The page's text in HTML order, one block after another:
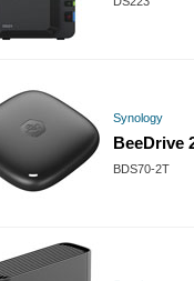
Synology
BeeDrive
BDS70-2T